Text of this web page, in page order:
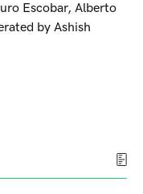
Escobar, Alberto
by Ashish